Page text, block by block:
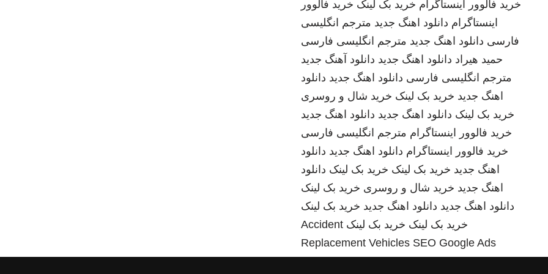
خرید فالوور اینستاگرام خرید بک لینک خرید فالوور
اینستاگرام دانلود اهنگ جدید مترجم انگلیسی
فارسی دانلود اهنگ جدید مترجم انگلیسی فارسی
حمید هیراد دانلود اهنگ جدید دانلود آهنگ جدید
مترجم انگلیسی فارسی دانلود اهنگ جدید دانلود
اهنگ جدید خرید بک لینک خرید شال و روسری
خرید بک لینک دانلود اهنگ جدید دانلود اهنگ جدید
خرید فالوور اینستاگرام مترجم انگلیسی فارسی
خرید فالوور اینستاگرام دانلود اهنگ جدید دانلود
اهنگ جدید خرید بک لینک خرید بک لینک دانلود
اهنگ جدید خرید شال و روسری خرید بک لینک
دانلود اهنگ جدید دانلود اهنگ جدید خرید بک لینک
خرید بک لینک خرید بک لینک Accident
Replacement Vehicles SEO Google Ads